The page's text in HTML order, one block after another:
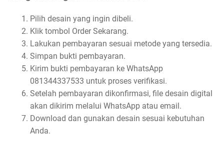
Pilih desain yang ingin dibeli.
Klik tombol Order Sekarang.
Lakukan pembayaran sesuai metode yang tersedia.
Simpan bukti pembayaran.
Kirim bukti pembayaran ke WhatsApp
081344337533 untuk proses verifikasi.
Setelah pembayaran dikonfirmasi, file desain digital
akan dikirim melalui WhatsApp atau email.
Download dan gunakan desain sesuai kebutuhan
Anda.